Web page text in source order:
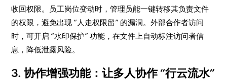
收回权限。员工岗位变动时，管理员能一键转移其负责文件
的权限，避免出现 “人走权限留” 的漏洞。外部合作者访问
时，可开启 “水印保护” 功能，在文件上自动标注访问者信
息，降低泄露风险。
3. 协作增强功能：让多人协作 “行云流水”